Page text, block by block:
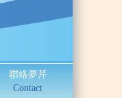
聯絡夢芹
Contact